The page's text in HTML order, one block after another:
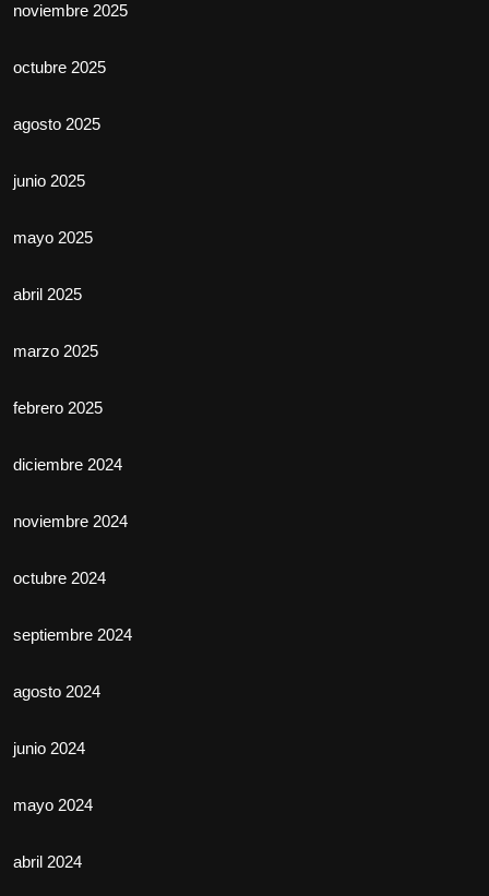
noviembre 2025
octubre 2025
agosto 2025
junio 2025
mayo 2025
abril 2025
marzo 2025
febrero 2025
diciembre 2024
noviembre 2024
octubre 2024
septiembre 2024
agosto 2024
junio 2024
mayo 2024
abril 2024